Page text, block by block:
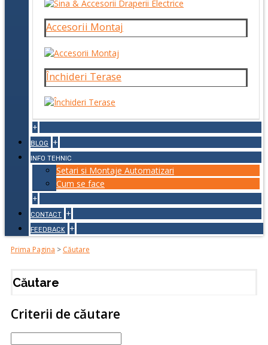
Accesorii Montaj
Închideri Terase
+
BLOG +
INFO TEHNIC
Setari si Montaje Automatizari
Cum se face
+
CONTACT +
FEEDBACK +
Prima Pagina > Căutare
Căutare
Criterii de căutare